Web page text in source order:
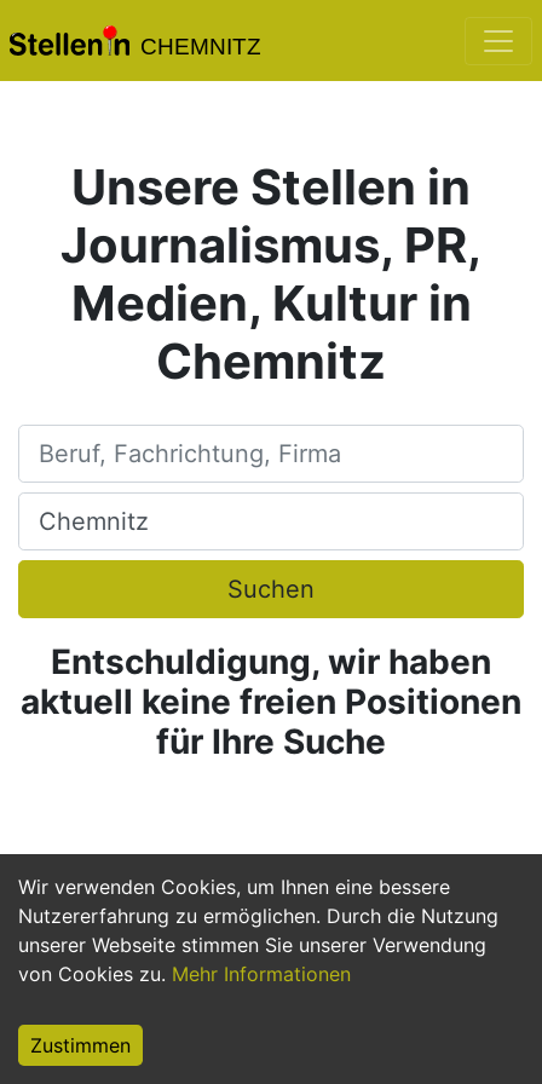
CHEMNITZ
Wir verwenden Cookies, um Ihnen eine bessere
Nutzererfahrung zu ermöglichen. Durch die Nutzung
unserer Webseite stimmen Sie unserer Verwendung
von Cookies zu. Mehr Informationen
Zustimmen
Unsere Stellen in
Journalismus, PR,
Medien, Kultur in
Chemnitz
Beruf, Fachrichtung, Firma
Ort, Stadt
Suchen
Entschuldigung, wir haben
aktuell keine freien Positionen
für Ihre Suche